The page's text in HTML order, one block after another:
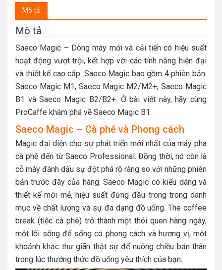
Mô tả
Mô tả
Saeco Magic – Dòng máy mới và cải tiến có hiệu suất
hoạt động vượt trội, kết hợp với các tính năng hiện đại
và thiết kế cao cấp. Saeco Magic bao gồm 4 phiên bản:
Saeco Magic M1, Saeco Magic M2/M2+, Saeco Magic
B1 và Saeco Magic B2/B2+. Ở bài viết này, hãy cùng
ProCaffe khám phá về Saeco Magic B1.
Saeco Magic – Cà phê và Phong cách
Magic đại diện cho sự phát triển mới nhất của máy pha
cà phê đến từ Saeco Professional. Đồng thời, nó còn là
cỗ máy đánh dấu sự đột phá rõ ràng so với những phiên
bản trước đây của hãng. Saeco Magic có kiểu dáng và
thiết kế mới mẻ, hiệu suất đứng đầu trong trong danh
mục về chất lượng và sự đa dạng đồ uống. The coffee
break (tiệc cà phê) trở thành một thói quen hàng ngày,
một lối sống để sống có phong cách và hương vị, một
khoảnh khắc thư giãn thật sự để nuông chiều bản thân
trong lúc thưởng thức đồ uống yêu thích của bạn.